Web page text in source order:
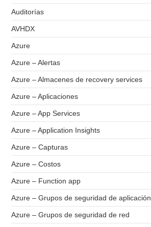
Auditorías
AVHDX
Azure
Azure – Alertas
Azure – Almacenes de recovery services
Azure – Aplicaciones
Azure – App Services
Azure – Application Insights
Azure – Capturas
Azure – Costos
Azure – Function app
Azure – Grupos de seguridad de aplicación
Azure – Grupos de seguridad de red